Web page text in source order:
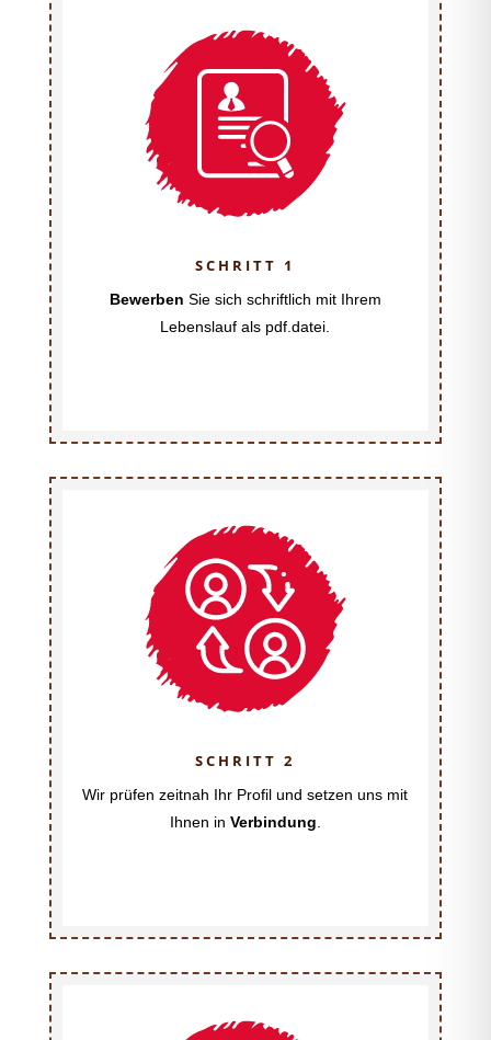
SCHRITT 1
Bewerben Sie sich schriftlich mit Ihrem
Lebenslauf als pdf.datei.
SCHRITT 2
Wir prüfen zeitnah Ihr Profil und setzen uns mit
Ihnen in Verbindung.